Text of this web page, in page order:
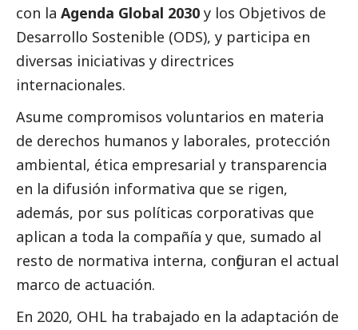
con la Agenda Global 2030 y los Objetivos de
Desarrollo Sostenible (ODS), y participa en
diversas iniciativas y directrices
internacionales.
Asume compromisos voluntarios en materia
de derechos humanos y laborales, protección
ambiental, ética empresarial y transparencia
en la difusión informativa que se rigen,
además, por sus políticas corporativas que
aplican a toda la compañía y que, sumado al
resto de normativa interna, configuran el actual
marco de actuación.
En 2020, OHL ha trabajado en la adaptación de